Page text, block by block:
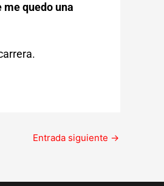
quedo una
Entrada siguiente →